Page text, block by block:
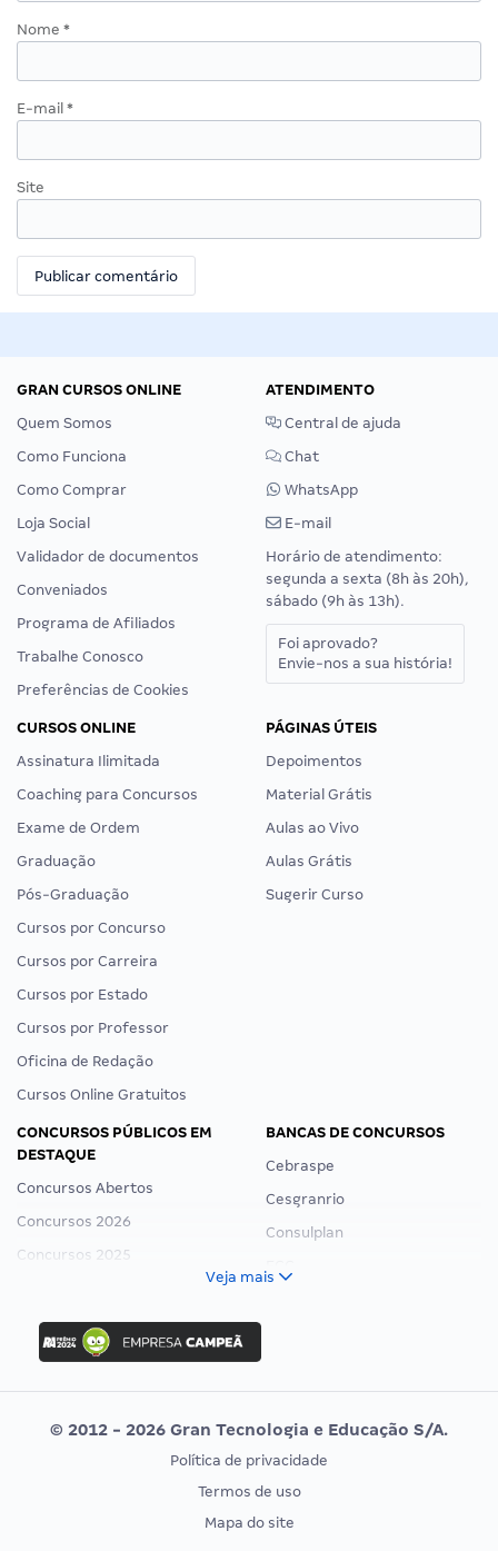
Nome *
E-mail *
Site
GRAN CURSOS ONLINE
Quem Somos
Como Funciona
Como Comprar
Loja Social
Validador de documentos
Conveniados
Programa de Afiliados
Trabalhe Conosco
Preferências de Cookies
ATENDIMENTO
Central de ajuda
Chat
WhatsApp
E-mail
Horário de atendimento:
segunda a sexta (8h às 20h),
sábado (9h às 13h).
Foi aprovado?
Envie-nos a sua história!
CURSOS ONLINE
Assinatura Ilimitada
Coaching para Concursos
Exame de Ordem
Graduação
Pós-Graduação
Cursos por Concurso
Cursos por Carreira
Cursos por Estado
Cursos por Professor
Oficina de Redação
Cursos Online Gratuitos
PÁGINAS ÚTEIS
Depoimentos
Material Grátis
Aulas ao Vivo
Aulas Grátis
Sugerir Curso
CONCURSOS PÚBLICOS EM
DESTAQUE
Concursos Abertos
Concursos 2026
Concursos 2025
Concurso Ibama
Concurso MPU
Editais publicados
BANCAS DE CONCURSOS
Cebraspe
Cesgranrio
Consulplan
Vunesp
CONCURSOS POR PROFISSÃO
EXAME DE ORDEM
Veja mais
© 2012 - 2026 Gran Tecnologia e Educação S/A.
Política de privacidade
Termos de uso
Mapa do site